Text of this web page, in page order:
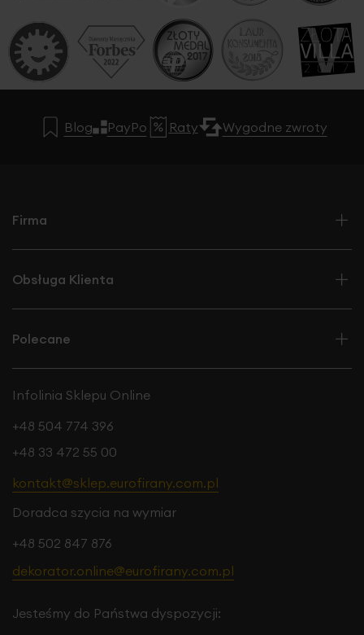
Blog PayPo Raty Wygodne zwroty
Firma
Obsługa Klienta
Polecane
Infolinia Sklepu Online
+48 504 774 396
+48 33 472 55 00
kontakt@sklep.eurofirany.com.pl
Doradca szycia na wymiar
+48 502 847 876
dekorator.online@eurofirany.com.pl
Jesteśmy do Państwa dyspozycji: